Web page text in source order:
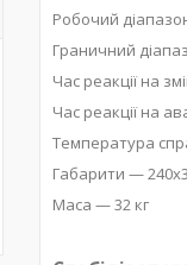
Робочий
Граничний
Час реакції на
Час реакції на
Температура
Габарити —
Маса — 32 кг